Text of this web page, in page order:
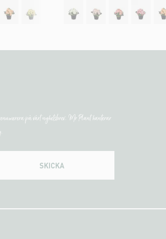
på vårt nyhetsbrev. Mr Plant hanterar
SKICKA